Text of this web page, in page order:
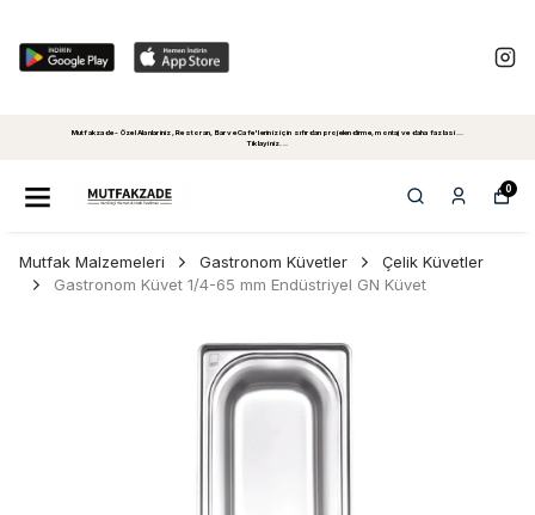
Mutfakzade - Özel Alanlariniz, Restoran, Bar ve Cafe'leriniz için sıfırdan projelendirme, montaj ve daha fazlasi...
Tiklayiniz...
0
Mutfak Malzemeleri Gastronom Küvetler
Çelik Küvetler
Gastronom Küvet 1/4-65 mm Endüstriyel GN Küvet